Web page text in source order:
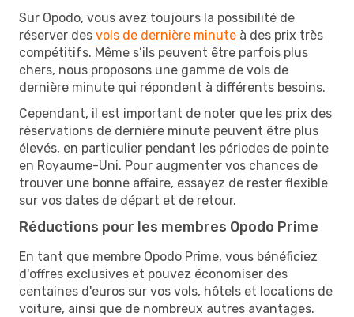
Sur Opodo, vous avez toujours la possibilité de
réserver des vols de dernière minute à des prix très
compétitifs. Même s’ils peuvent être parfois plus
chers, nous proposons une gamme de vols de
dernière minute qui répondent à différents besoins.
Cependant, il est important de noter que les prix des
réservations de dernière minute peuvent être plus
élevés, en particulier pendant les périodes de pointe
en Royaume-Uni. Pour augmenter vos chances de
trouver une bonne affaire, essayez de rester flexible
sur vos dates de départ et de retour.
Réductions pour les membres Opodo Prime
En tant que membre Opodo Prime, vous bénéficiez
d'offres exclusives et pouvez économiser des
centaines d'euros sur vos vols, hôtels et locations de
voiture, ainsi que de nombreux autres avantages.